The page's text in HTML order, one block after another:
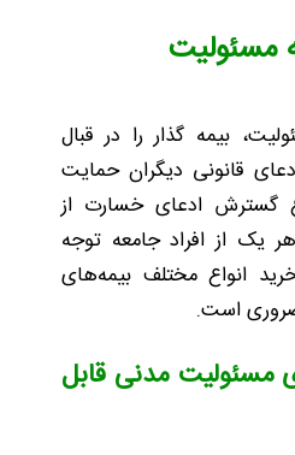
بیمه گذار را در قبال
قانونی دیگران حمایت
گسترش ادعای خسارت از
یک از افراد جامعه توجه
انواع مختلف بیمه‌های
است.
مسئولیت مدنی قابل